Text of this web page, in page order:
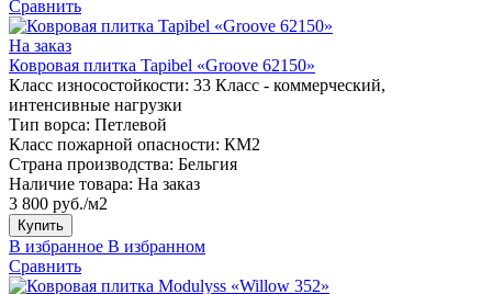
Сравнить
На заказ
Ковровая плитка Tapibel «Groove 62150»
Класс износостойкости: 33 Класс - коммерческий,
интенсивные нагрузки
Тип ворса: Петлевой
Класс пожарной опасности: КМ2
Страна производства: Бельгия
Наличие товара: На заказ
3 800 руб./м2
Купить
В избранное В избранном
Сравнить